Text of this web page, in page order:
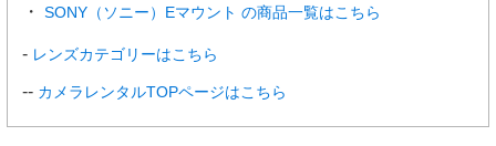
SONY（ソニー）Eマウント の商品一覧はこちら
レンズカテゴリーはこちら
カメラレンタルTOPページはこちら